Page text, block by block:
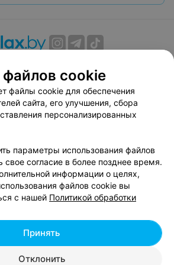
договор
Способы оплаты
по использованию сервиса
«Афиша»
соглашение
по вопросам сотрудничества
руководителю relax.by
настройки cookie
персональных данных
| 220012, Республика Беларусь, г. Минск,
cookie
файлы cookie для обеспечения
сайта, его улучшения, сбора
персонализированных
параметры использования файлов
свое согласие в более позднее время.
информации о целях,
файлов cookie вы
с нашей Политикой обработки
Отклонить
Принять